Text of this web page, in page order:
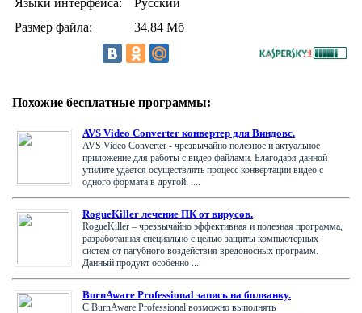
Размер файла:
34.84 Мб
Похожие бесплатные программы:
AVS Video Converter конвертер для Виндовс.
AVS Video Converter - чрезвычайно полезное и актуальное
приложение для работы с видео файлами. Благодаря данной
утилите удается осуществлять процесс конвертации видео с
одного формата в другой. ....
RogueKiller лечение ПК от вирусов.
RogueKiller – чрезвычайно эффективная и полезная программа,
разработанная специально с целью защиты компьютерных
систем от пагубного воздействия вредоносных программ.
Данный продукт особенно ....
BurnAware Professional запись на болванку.
С BurnAware Professional возможно выполнять